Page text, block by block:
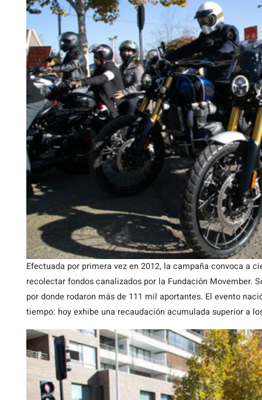
Efectuada por primera vez en 2012, la campaña convoca a
recolectar fondos canalizados por la Fundación Movember.
por donde rodaron más de 111 mil aportantes. El evento
tiempo: hoy exhibe una recaudación acumulada superior a